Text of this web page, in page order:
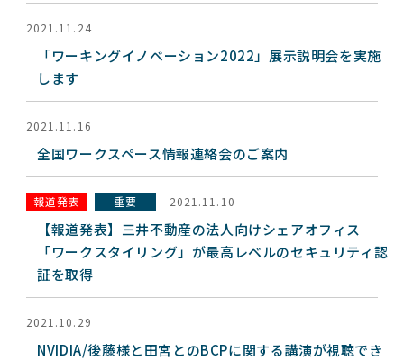
2021.11.24
「ワーキングイノベーション2022」展示説明会を実施
します
2021.11.16
全国ワークスペース情報連絡会のご案内
報道発表 重要 2021.11.10
【報道発表】三井不動産の法人向けシェアオフィス
「ワークスタイリング」が最高レベルのセキュリティ認
証を取得
2021.10.29
NVIDIA/後藤様と田宮とのBCPに関する講演が視聴でき